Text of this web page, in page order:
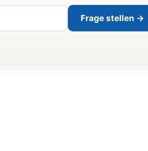
Frage stellen →